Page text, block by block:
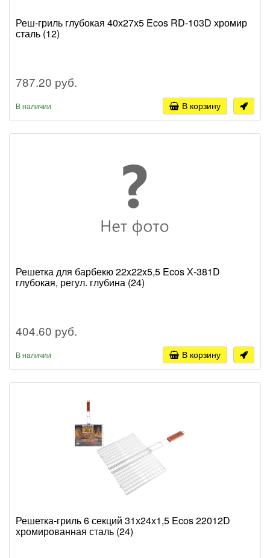
Реш-гриль глубокая 40х27х5 Ecos RD-103D хромир
сталь (12)
787.20 руб.
В наличии В корзину
Решетка для барбекю 22x22x5,5 Ecos Х-381D
глубокая, регул. глубина (24)
404.60 руб.
В наличии В корзину
Решетка-гриль 6 секций 31х24х1,5 Ecos 22012D
хромированная сталь (24)